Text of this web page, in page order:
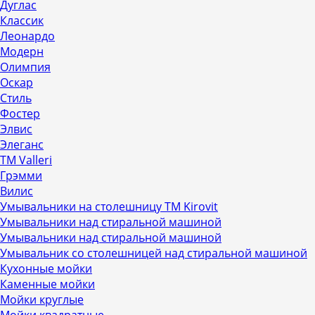
Дуглас
Классик
Леонардо
Модерн
Олимпия
Оскар
Стиль
Фостер
Элвис
Элеганс
ТМ Valleri
Грэмми
Вилис
Умывальники на столешницу ТМ Kirovit
Умывальники над стиральной машиной
Умывальники над стиральной машиной
Умывальник со столешницей над стиральной машиной
Кухонные мойки
Каменные мойки
Мойки круглые